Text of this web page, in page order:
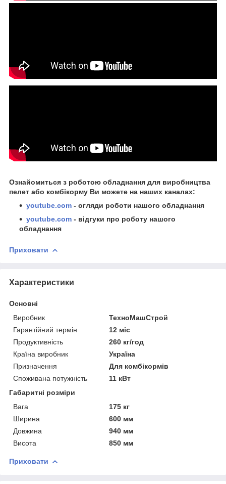
Ознайомиться з роботою обладнання для виробництва
пелет або комбікорму Ви можете на наших каналах:
youtube.com - огляди роботи нашого обладнання
youtube.com - відгуки про роботу нашого
обладнання
Приховати
Характеристики
Основні
Виробник
ТехноМашСтрой
Гарантійний термін
12 міс
Продуктивність
260 кг/год
Країна виробник
Україна
Призначення
Для комбікормів
Споживана потужність
11 кВт
Габаритні розміри
Вага
175 кг
Ширина
600 мм
Довжина
940 мм
Висота
850 мм
Приховати